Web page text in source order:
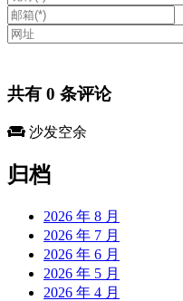
共有 0 条评论
沙发空余
归档
2026 年 8 月
2026 年 7 月
2026 年 6 月
2026 年 5 月
2026 年 4 月